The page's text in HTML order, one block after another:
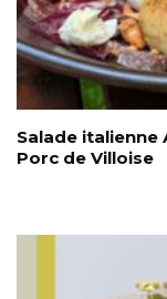
Salade
Porc de Villoise